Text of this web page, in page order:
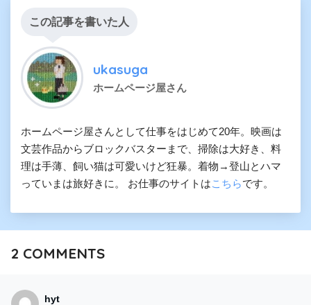
この記事を書いた人
ukasuga
ホームページ屋さん
ホームページ屋さんとして仕事をはじめて20年。映画は
文芸作品からブロックバスターまで、掃除は大好き、料
理は手薄、飼い猫は可愛いけど狂暴。着物→登山とハマ
っていまは旅好きに。 お仕事のサイトはこちらです。
2 COMMENTS
hyt